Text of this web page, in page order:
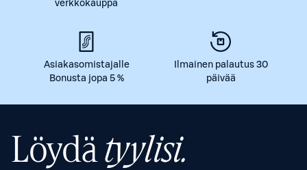
verkkokauppa
Asiakasomistajalle
Bonusta jopa 5 %
Ilmainen palautus 30
päivää
Löydätyylisi.